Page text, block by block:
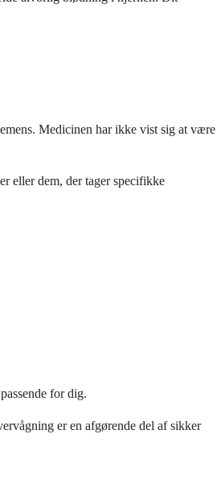
Medicinen har ikke vist sig at være
eller dem, der tager specifikke
for dig.
er en afgørende del af sikker